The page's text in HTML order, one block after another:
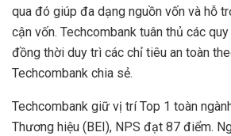
qua đó giúp đa dạng nguồn vốn và hỗ
cận vốn. Techcombank tuân thủ các
đồng thời duy trì các chỉ tiêu an toàn
Techcombank chia sẻ.
Techcombank giữ vị trí Top 1 toàn
Thương hiệu (BEI), NPS đạt 87 điểm.